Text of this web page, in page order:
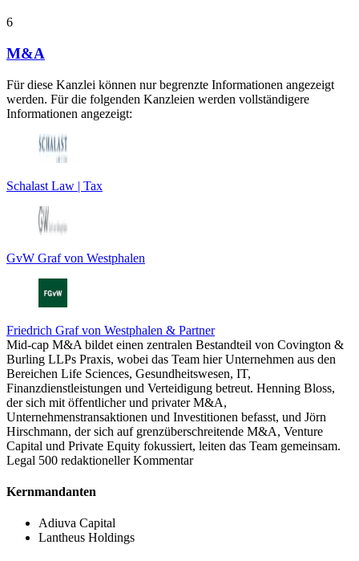
6
M&A
Für diese Kanzlei können nur begrenzte Informationen angezeigt
werden. Für die folgenden Kanzleien werden vollständigere
Informationen angezeigt:
Schalast Law | Tax
GvW Graf von Westphalen
Friedrich Graf von Westphalen & Partner
Mid-cap M&A bildet einen zentralen Bestandteil von Covington &
Burling LLPs Praxis, wobei das Team hier Unternehmen aus den
Bereichen Life Sciences, Gesundheitswesen, IT,
Finanzdienstleistungen und Verteidigung betreut. Henning Bloss,
der sich mit öffentlicher und privater M&A,
Unternehmenstransaktionen und Investitionen befasst, und Jörn
Hirschmann, der sich auf grenzüberschreitende M&A, Venture
Capital und Private Equity fokussiert, leiten das Team gemeinsam.
Legal 500 redaktioneller Kommentar
Kernmandanten
Adiuva Capital
Lantheus Holdings